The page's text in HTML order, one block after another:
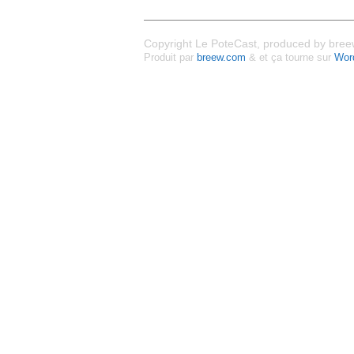
Copyright Le PoteCast, produced by
Produit par breew.com & et ça tourne sur